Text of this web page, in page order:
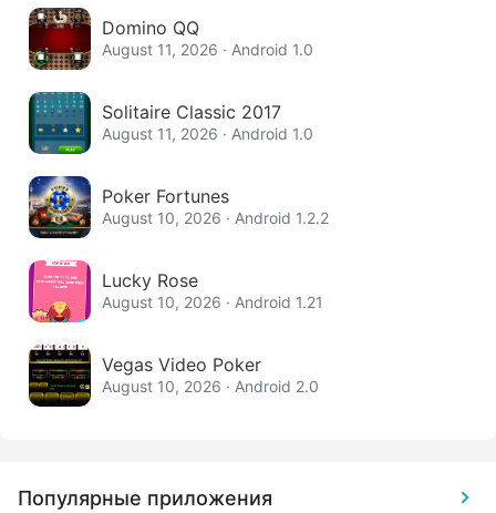
Domino QQ
August 11, 2026 · Android 1.0
Solitaire Classic 2017
August 11, 2026 · Android 1.0
Poker Fortunes
August 10, 2026 · Android 1.2.2
Lucky Rose
August 10, 2026 · Android 1.21
Vegas Video Poker
August 10, 2026 · Android 2.0
Популярные приложения